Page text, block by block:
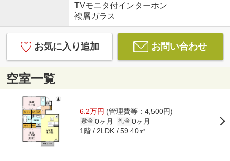
TVモニタ付インターホン
複層ガラス
お気に入り追加 お問い合わせ
空室一覧
6.2万円 (管理費等：4,500円)
敷金 0ヶ月 礼金 0ヶ月
1階 2LDK 59.40㎡